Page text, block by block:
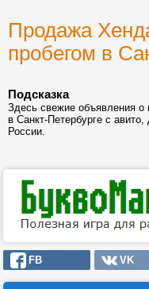
Продажа
пробегом в
Подсказка
Здесь свежие объявления
в Санкт-Петербурге с
России.
FB VK